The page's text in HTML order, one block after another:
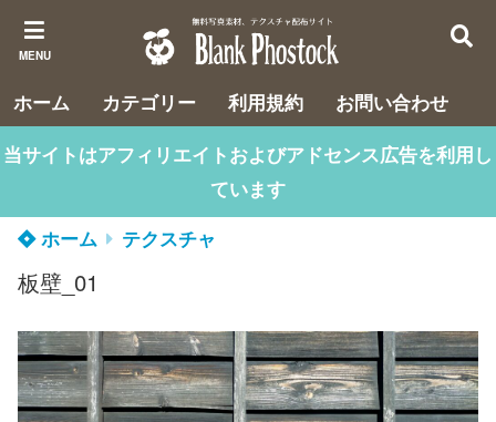
MENU
ホーム カテゴリー 利用規約
お問い合わせ
当サイトはアフィリエイトおよびアドセンス広告を利用し
ています
ホーム
テクスチャ
板壁_01